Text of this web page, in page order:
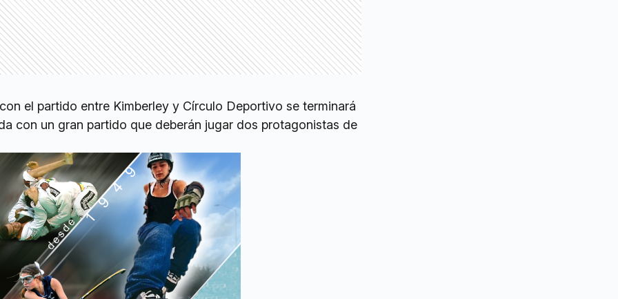
el partido entre Kimberley y Círculo Deportivo se terminará
con un gran partido que deberán jugar dos protagonistas de